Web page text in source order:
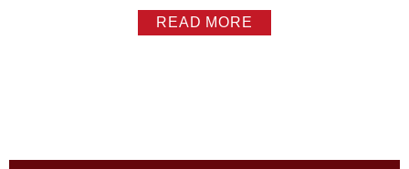
帳務 >>我的豐存股 >>選 台股帳號 >>股利，或 手機大戶投
READ MORE